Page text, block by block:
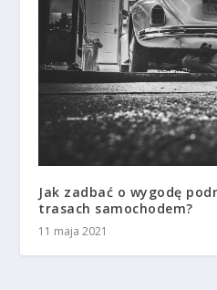
Jak zadbać o wygodę
trasach samochodem?
11 maja 2021